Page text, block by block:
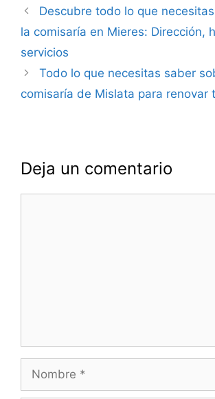
Navegación
de
Descubre todo lo que
la comisaría en Mieres: Dirección,
servicios
Todo lo que necesitas saber
comisaría de Mislata para renovar
Deja un comentario